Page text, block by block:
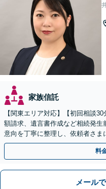
家族信託
【関東エリア対応】【初回相談
額請求、遺言書作成など相続発
意向を丁寧に整理し、依頼者さ
きるよう尽力します【休日・夜間
料
メール